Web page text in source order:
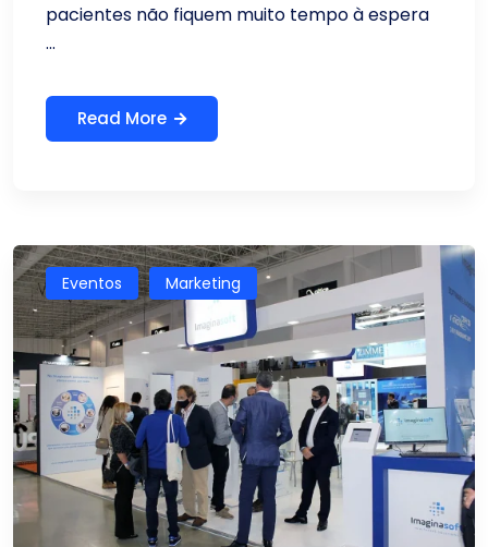
pacientes não fiquem muito tempo à espera
...
Read More
Eventos Marketing